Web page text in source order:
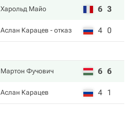
Харольд Майо 6 3
Аслан Карацев - отказ 4 0
Мартон Фучович 6 6
Аслан Карацев 4 1